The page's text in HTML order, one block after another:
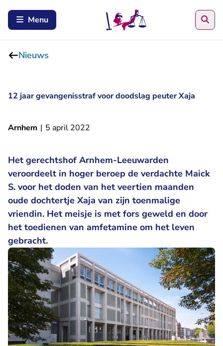
Menu
Nieuws
12 jaar gevangenisstraf voor doodslag peuter Xaja
Arnhem | 5 april 2022
Het gerechtshof Arnhem-Leeuwarden
veroordeelt in hoger beroep de verdachte Maick
S. voor het doden van het veertien maanden
oude dochtertje Xaja van zijn toenmalige
vriendin. Het meisje is met fors geweld en door
het toedienen van amfetamine om het leven
gebracht.